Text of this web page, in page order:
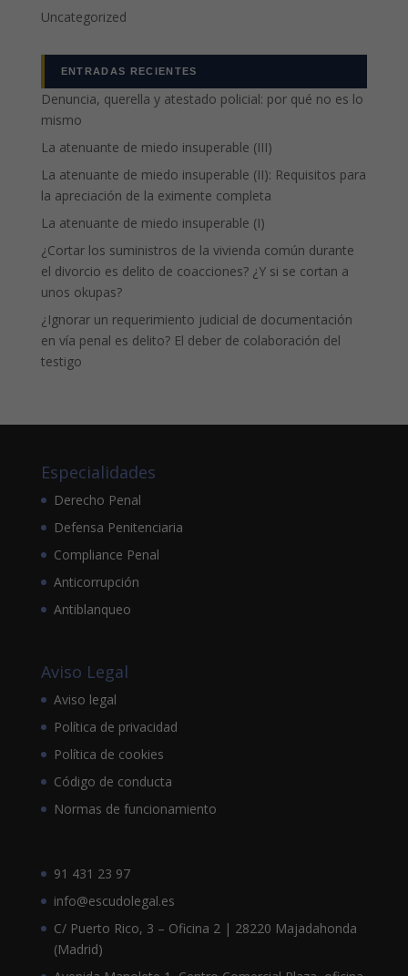
Uncategorized
ENTRADAS RECIENTES
Denuncia, querella y atestado policial: por qué no es lo
mismo
La atenuante de miedo insuperable (III)
La atenuante de miedo insuperable (II): Requisitos para
la apreciación de la eximente completa
La atenuante de miedo insuperable (I)
¿Cortar los suministros de la vivienda común durante
el divorcio es delito de coacciones? ¿Y si se cortan a
unos okupas?
¿Ignorar un requerimiento judicial de documentación
en vía penal es delito? El deber de colaboración del
testigo
Especialidades
Derecho Penal
Defensa Penitenciaria
Compliance Penal
Anticorrupción
Antiblanqueo
Aviso Legal
Aviso legal
Política de privacidad
Política de cookies
Código de conducta
Normas de funcionamiento
91 431 23 97
info@escudolegal.es
C/ Puerto Rico, 3 – Oficina 2 | 28220 Majadahonda
(Madrid)